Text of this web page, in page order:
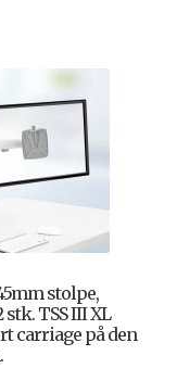
stolpe,
TSS III XL
carriage på den